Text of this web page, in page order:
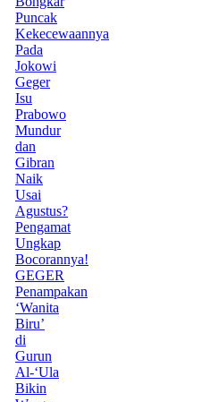
Puncak
Kekecewaannya
Pada
Jokowi
Geger
Isu
Prabowo
Mundur
dan
Gibran
Naik
Usai
Agustus?
Pengamat
Ungkap
Bocorannya!
GEGER
Penampakan
‘Wanita
Biru’
di
Gurun
Al-‘Ula
Bikin